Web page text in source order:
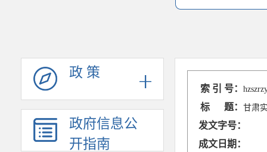
政 策
政府信息公
开指南
索 引 号：
标 题：甘肃
发文字号：
成文日期：